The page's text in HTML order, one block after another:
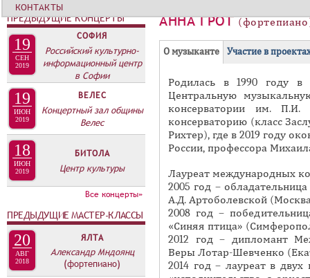
АННА ГРОТ
Г
П
П
Л
Д
О
О музыканте(
а
к
т
и
в
н
я
в
к
л
а
д
Участие в
Родилась в 1990 году в
Центральную
консерватории им.
консерваторию (класс
Рихтер), где в 2019 году
России, профессора
Лауреат международных
2005 год –
А.Д. Артоболевской
2008 год –
«Синяя птица»
2012 год – дипломант
Веры Лотар-Шевченко
2014 год – лауреат в
КОНТАКТЫ
ПРЕДЫДУЩИЕ КОНЦЕРТЫ
19
СЕН
2019
СОФИЯ
Российский культурно-
информационный центр
в Софии
19
ИЮН
2019
ВЕЛЕС
Концертный зал общины
Велес
18
ИЮН
2019
БИТОЛА
Центр культуры
Все концерты»
ПРЕДЫДУЩИЕ МАСТЕР-КЛАССЫ
20
АВГ
2018
ЯЛТА
Александр Мндоянц
(фортепиано)